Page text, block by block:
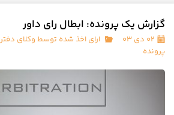
گزارش یک پرونده: ابطال رای داور
۰۲ دی ۰۳ ارای اخذ شده توسط وکلای دفتر
پرونده